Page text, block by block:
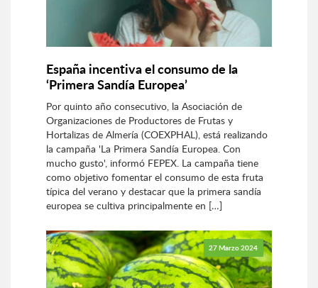
España incentiva el consumo de la
‘Primera Sandía Europea’
Por quinto año consecutivo, la Asociación de
Organizaciones de Productores de Frutas y
Hortalizas de Almería (COEXPHAL), está realizando
la campaña 'La Primera Sandía Europea. Con
mucho gusto', informó FEPEX. La campaña tiene
como objetivo fomentar el consumo de esta fruta
típica del verano y destacar que la primera sandía
europea se cultiva principalmente en […]
27 Marzo 2024